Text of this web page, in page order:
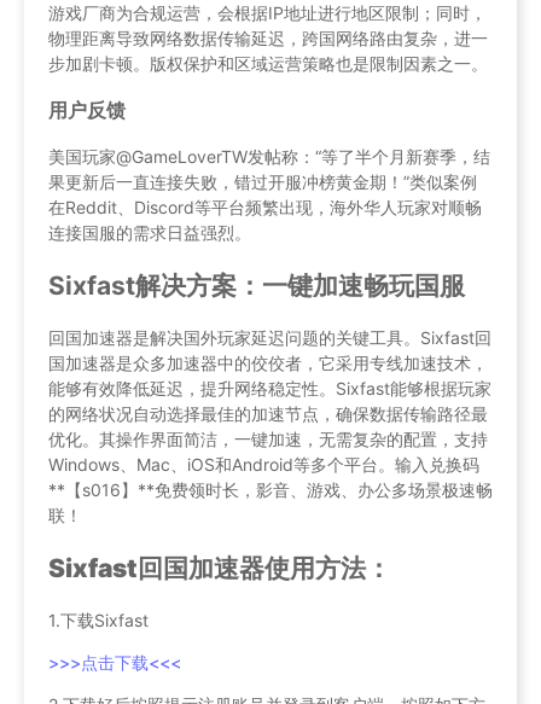
游戏厂商为合规运营，会根据IP地址进行地区限制；同时，
物理距离导致网络数据传输延迟，跨国网络路由复杂，进一
步加剧卡顿。版权保护和区域运营策略也是限制因素之一。
用户反馈
美国玩家@GameLoverTW发帖称：“等了半个月新赛季，结
果更新后一直连接失败，错过开服冲榜黄金期！”类似案例
在Reddit、Discord等平台频繁出现，海外华人玩家对顺畅
连接国服的需求日益强烈。
Sixfast解决方案：一键加速畅玩国服
回国加速器是解决国外玩家延迟问题的关键工具。Sixfast回
国加速器是众多加速器中的佼佼者，它采用专线加速技术，
能够有效降低延迟，提升网络稳定性。Sixfast能够根据玩家
的网络状况自动选择最佳的加速节点，确保数据传输路径最
优化。其操作界面简洁，一键加速，无需复杂的配置，支持
Windows、Mac、iOS和Android等多个平台。输入兑换码
**【s016】**免费领时长，影音、游戏、办公多场景极速畅
联！
Sixfast回国加速器使用方法：
1.下载Sixfast
>>>点击下载<<<